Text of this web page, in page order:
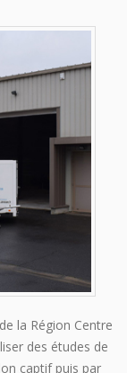
la Région Centre
des études de
captif puis par